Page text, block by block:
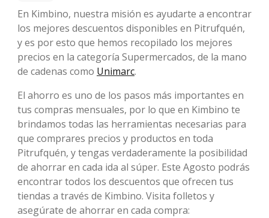
En Kimbino, nuestra misión es ayudarte a encontrar
los mejores descuentos disponibles en Pitrufquén,
y es por esto que hemos recopilado los mejores
precios en la categoría Supermercados, de la mano
de cadenas como Unimarc.
El ahorro es uno de los pasos más importantes en
tus compras mensuales, por lo que en Kimbino te
brindamos todas las herramientas necesarias para
que comprares precios y productos en toda
Pitrufquén, y tengas verdaderamente la posibilidad
de ahorrar en cada ida al súper. Este Agosto podrás
encontrar todos los descuentos que ofrecen tus
tiendas a través de Kimbino. Visita folletos y
asegúrate de ahorrar en cada compra: